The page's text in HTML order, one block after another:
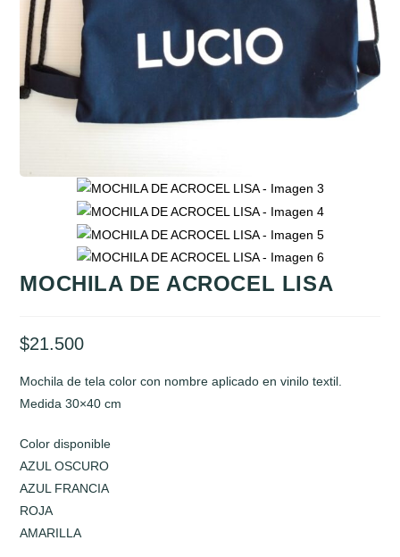
MOCHILA DE ACROCEL LISA
$21.500
Mochila de tela color con nombre aplicado en vinilo textil.
Medida 30×40 cm
Color disponible
AZUL OSCURO
AZUL FRANCIA
ROJA
AMARILLA